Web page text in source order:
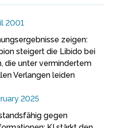
2001
zeigen:
steigert die Libido bei
die unter vermindertem
Verlangen leiden
2025
gegen